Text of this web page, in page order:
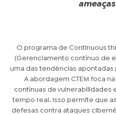
ameaças
O programa de Continuous
(Gerenciamento contínuo de
uma das tendências
A abordagem CTEM foca
contínuas de vulnerabilidades
tempo real. Isso permite que
defesas contra ataques